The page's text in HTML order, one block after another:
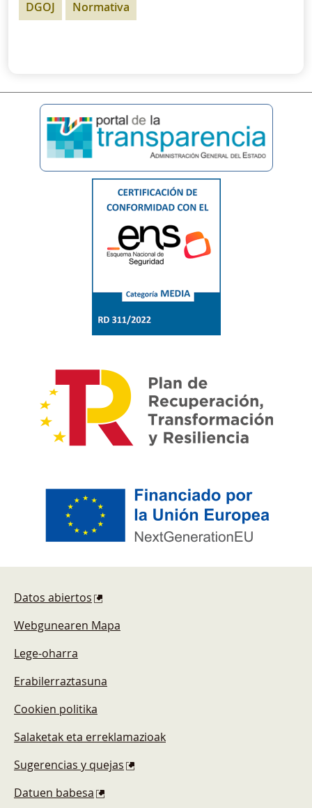
DGOJ
Normativa
Datos abiertos
Webgunearen Mapa
Lege-oharra
Erabilerraztasuna
Cookien politika
Salaketak eta erreklamazioak
Sugerencias y quejas
Datuen babesa